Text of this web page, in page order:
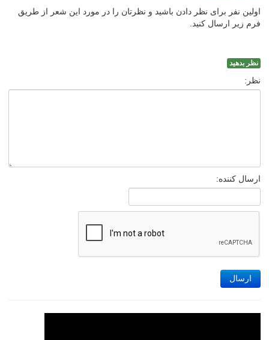
اولین نفر برای نظر دادن باشید و نظرتان را در مورد این شعر از طریق
فرم زیر ارسال کنید.
نظر بدهید
نظر:
ارسال کننده:
ارسال